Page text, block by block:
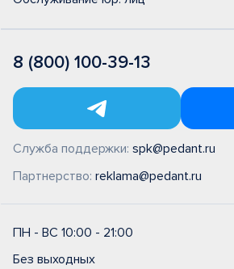
8 (800) 100-39-13
Служба поддержки: spk@pedant.ru
Партнерство: reklama@pedant.ru
ПН - ВС 10:00 - 21:00
Без выходных